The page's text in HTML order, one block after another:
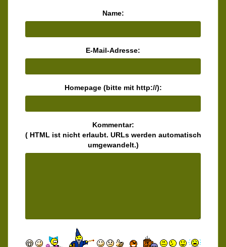
Name:
E-Mail-Adresse:
Homepage (bitte mit http://):
Kommentar:
( HTML ist nichterlaubt. URLs werden automatisch
umgewandelt.)